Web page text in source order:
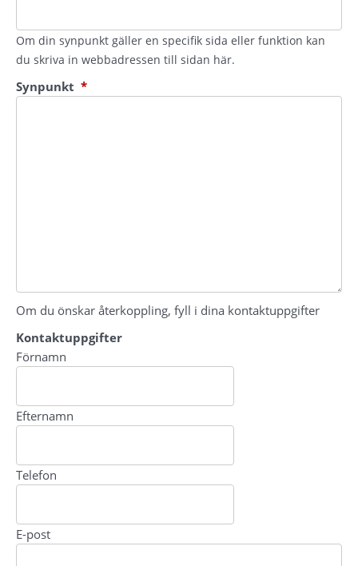
Om din synpunkt gäller en specifik sida eller funktion kan
du skriva in webbadressen till sidan här.
Synpunkt *(obligatorisk)
Om du önskar återkoppling, fyll i dina kontaktuppgifter
Kontaktuppgifter
Kontaktuppgifter
Förnamn
Efternamn
Telefon
E-post